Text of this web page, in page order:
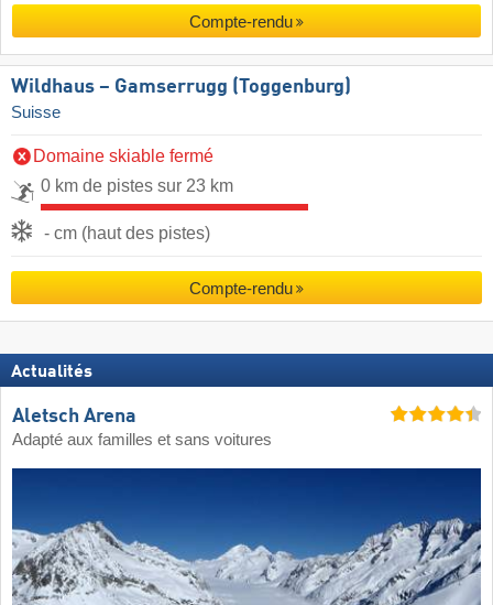
Compte-rendu
Wildhaus – Gamserrugg (Toggenburg)
Suisse
Domaine skiable fermé
0 km de pistes sur 23 km
- cm (haut des pistes)
Compte-rendu
Actualités
Aletsch Arena
Adapté aux familles et sans voitures